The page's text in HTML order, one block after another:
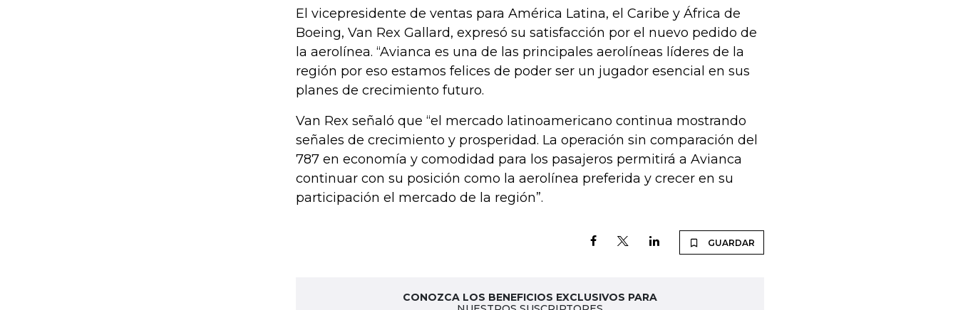
El vicepresidente de ventas para América Latina, el Caribe y África de
Boeing, Van Rex Gallard, expresó su satisfacción por el nuevo pedido de
la aerolínea. “Avianca es una de las principales aerolíneas líderes de la
región por eso estamos felices de poder ser un jugador esencial en sus
planes de crecimiento futuro.
Van Rex señaló que “el mercado latinoamericano continua mostrando
señales de crecimiento y prosperidad. La operación sin comparación del
787 en economía y comodidad para los pasajeros permitirá a Avianca
continuar con su posición como la aerolínea preferida y crecer en su
participación el mercado de la región”.
GUARDAR
CONOZCA LOS BENEFICIOS EXCLUSIVOS PARA